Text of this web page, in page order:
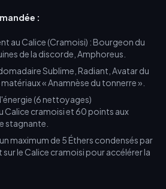
:
au Calice (Cramoisi) : Bourgeon du
de la discorde, Amphoreus.
Sublime, Radiant, Avatar du
« Anamnèse du tonnerre ».
(6 nettoyages)
Calice cramoisi et 60 points aux
stagnante.
maximum de 5 Éthers condensés par
le Calice cramoisi pour accélérer la